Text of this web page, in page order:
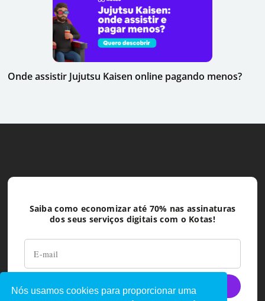
Onde assistir Jujutsu Kaisen online pagando menos?
Saiba como economizar até 70% nas assinaturas
dos seus serviços digitais com o Kotas!
Nós usamos cookies para proporcionar uma